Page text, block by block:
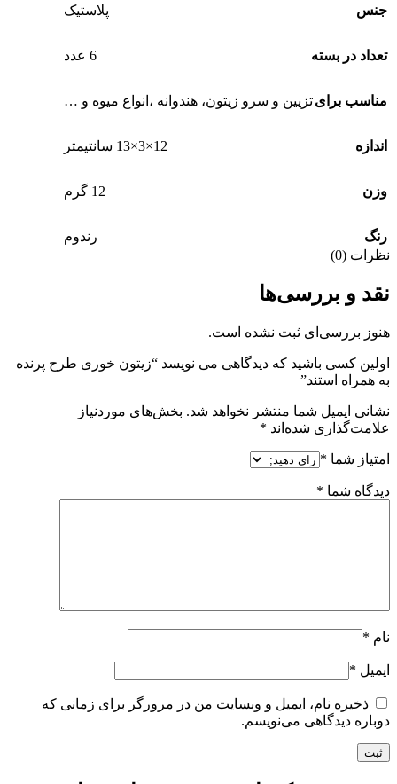
جنس
پلاستیک
تعداد در بسته 6 عدد
مناسب برایتزیین و سرو زیتون، هندوانه ،انواع میوه و …
اندازه 12×3×13 سانتیمتر
وزن 12 گرم
رنگ
رندوم
نظرات (0)
نقد و بررسی‌ها
هنوز بررسی‌ای ثبت نشده است.
اولین کسی باشید که دیدگاهی می نویسد “زیتون خوری طرح پرنده
به همراه استند”
نشانی ایمیل شما منتشر نخواهد شد. بخش‌های موردنیاز
علامت‌گذاری شده‌اند *
امتیاز شما *
دیدگاه شما *
نام *
ایمیل *
ذخیره نام، ایمیل و وبسایت من در مرورگر برای زمانی که
دوباره دیدگاهی می‌نویسم.